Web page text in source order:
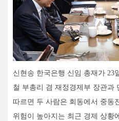
신현송 한국은행 신임 총재가 23
철 부총리 겸 재정경제부 장관과
따르면 두 사람은 회동에서 중동
위험이 높아지는 최근 경제 상황